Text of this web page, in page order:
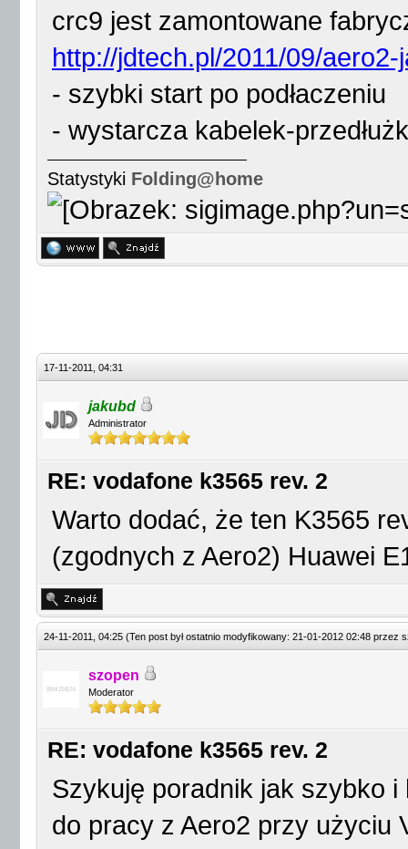
crc9 jest zamontowane
http://jdtech.pl/2011/09/
- szybki start po podłaczeniu
- wystarcza kabelek-
Statystyki Folding@home
17-11-2011, 04:31
jakubd
Administrator
RE: vodafone k3565 rev. 2
Warto dodać, że ten K3565
(zgodnych z Aero2) Huawei
24-11-2011, 04:25 (Ten post był ostatnio modyfikowany: 21-01-2012 02:48 przez
szopen
Moderator
RE: vodafone k3565 rev. 2
Szykuję poradnik jak szybko i
do pracy z Aero2 przy użyciu